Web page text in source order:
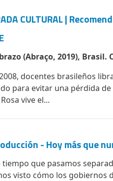
CULTURAL |
(Abraço, 2019), Brasil.
docentes brasileños
para evitar una pérdida
vive el...
- Hoy más que
tiempo que pasamos
visto cómo los gobiernos